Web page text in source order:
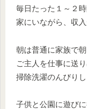
毎日たった１～２
家にいながら、収
朝は普通に家族で
ご主人を仕事に送り
掃除洗濯のんびりし
子供と公園に遊び